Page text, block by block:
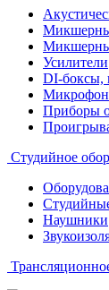
Усилители
DI-боксы,
Приборы
Студийное
Наушники